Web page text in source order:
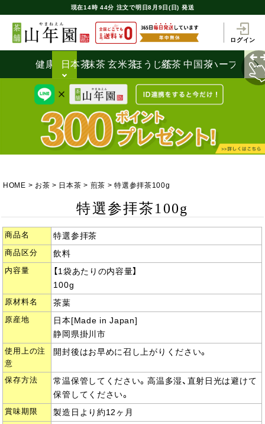
現在14時 44分 注文で明日8月9日(日) 発送
ログイン
健康茶日本茶抹茶 玄米茶ほうじ茶
紅茶 中国茶ハーブティ
HOME お茶 日本茶 煎茶 特選参拝茶100g
特選参拝茶100g
商品名 特選参拝茶
商品区分 飲料
内容量
【1袋あたりの内容量】
100g
原材料名 茶葉
原産地
日本[Made in Japan]
静岡県掛川市
使用上の注
意
開封後はお早めに召し上がりください。
保存方法
常温保管してください。高温多湿、直射日光は避けて
保管してください。
賞味期限 製造日より約12ヶ月